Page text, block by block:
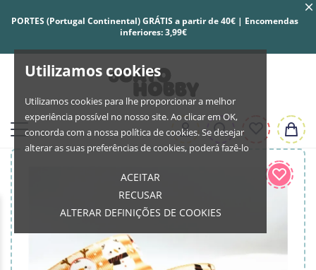
Utilizamos cookies
Utilizamos cookies para lhe proporcionar a melhor
experiência possível no nosso site. Ao clicar em OK,
concorda com a nossa política de cookies. Se desejar
alterar as suas preferências de cookies, poderá fazê-lo
ACEITAR
RECUSAR
ALTERAR DEFINIÇÕES DE COOKIES
PORTES (Portugal Continental) GRÁTIS a partir de 40€ | Encomendas
inferiores: 3,99€